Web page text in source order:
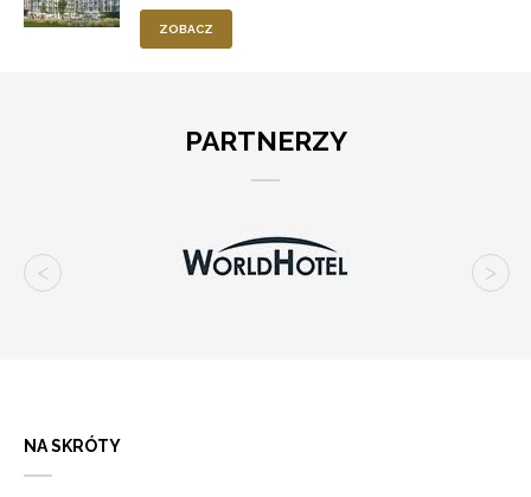
ZOBACZ
PARTNERZY
NA SKRÓTY